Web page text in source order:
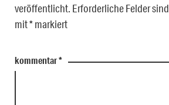
veröffentlicht. Erforderliche Felder sind
mit*markiert
kommentar*